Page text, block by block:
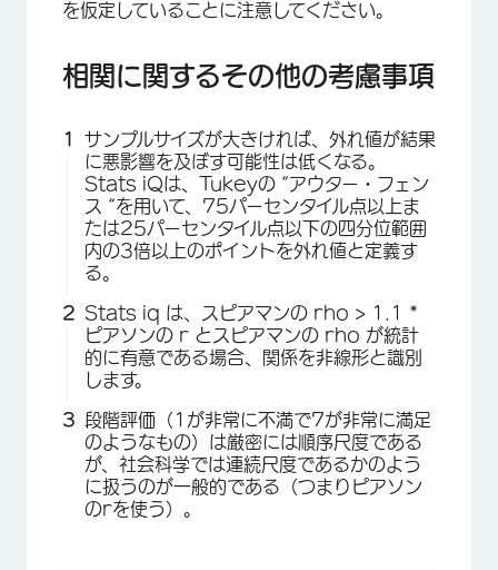
を仮定していることに注意してください。
相関に関するその他の考慮事項
サンプルサイズが大きければ、外れ値が結果
に悪影響を及ぼす可能性は低くなる。
Stats iQは、Tukeyの “アウター・フェン
ス “を用いて、75パーセンタイル点以上ま
たは25パーセンタイル点以下の四分位範囲
内の3倍以上のポイントを外れ値と定義す
る。
Stats iq は、スピアマンの rho > 1.1 *
ピアソンの r とスピアマンの rho が統計
的に有意である場合、関係を非線形と識別
します。
段階評価（1が非常に不満で7が非常に満足
のようなもの）は厳密には順序尺度である
が、社会科学では連続尺度であるかのよう
に扱うのが一般的である（つまりピアソン
のrを使う）。